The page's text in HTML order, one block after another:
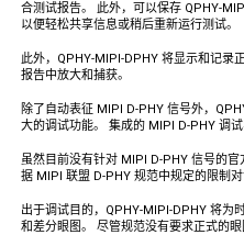
合测试报告。 此外，可以保存 QPHY-
以便轻松共享信息或稍后重新运行测试。
此外，QPHY-MIPI-DPHY 将显示和记录
报告中放大和捕获。
除了自动表征 MIPI D-PHY 信号外，
大的调试功能。 集成的 MIPI D-PHY 调
虽然目前没有针对 MIPI D-PHY 信号的
据 MIPI 联盟 D-PHY 规范中规定的限制
出于调试目的，QPHY-MIPI-DPHY 将为
和差分眼图。 尽管规范没有要求正式的